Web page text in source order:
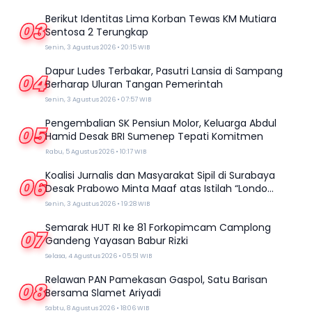
03Berikut Identitas Lima Korban Tewas KM Mutiara
Sentosa 2 Terungkap
Senin, 3 Agustus 2026 • 20:15 WIB
04Dapur Ludes Terbakar, Pasutri Lansia di Sampang
Berharap Uluran Tangan Pemerintah
Senin, 3 Agustus 2026 • 07:57 WIB
05Pengembalian SK Pensiun Molor, Keluarga Abdul
Hamid Desak BRI Sumenep Tepati Komitmen
Rabu, 5 Agustus 2026 • 10:17 WIB
06Koalisi Jurnalis dan Masyarakat Sipil di Surabaya
Desak Prabowo Minta Maaf atas Istilah “Londo
Ireng”
Senin, 3 Agustus 2026 • 19:28 WIB
07Semarak HUT RI ke 81 Forkopimcam Camplong
Gandeng Yayasan Babur Rizki
Selasa, 4 Agustus 2026 • 05:51 WIB
08Relawan PAN Pamekasan Gaspol, Satu Barisan
Bersama Slamet Ariyadi
Sabtu, 8 Agustus 2026 • 18:06 WIB